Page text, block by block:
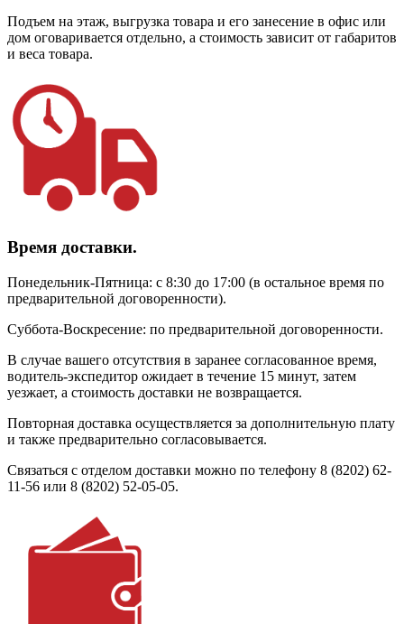
Подъем на этаж, выгрузка товара и его занесение в офис или
дом оговаривается отдельно, а стоимость зависит от габаритов
и веса товара.
Время доставки.
Понедельник-Пятница: с 8:30 до 17:00 (в остальное время по
предварительной договоренности).
Суббота-Воскресение: по предварительной договоренности.
В случае вашего отсутствия в заранее согласованное время,
водитель-экспедитор ожидает в течение 15 минут, затем
уезжает, а стоимость доставки не возвращается.
Повторная доставка осуществляется за дополнительную плату
и также предварительно согласовывается.
Связаться с отделом доставки можно по телефону 8 (8202) 62-
11-56 или 8 (8202) 52-05-05.